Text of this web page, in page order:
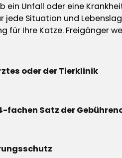
ein Unfall oder eine
jede Situation und
für Ihre Katze. Freigänger
oder der Tierklinik
fachen Satz der